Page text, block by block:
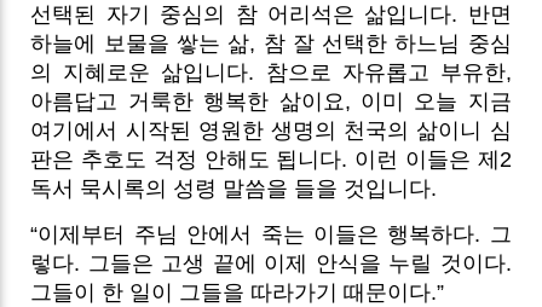
선택된 자기 중심의 참 어리석은 삶입니다. 반면
하늘에 보물을 쌓는 삶, 참 잘 선택한 하느님 중심
의 지혜로운 삶입니다. 참으로 자유롭고 부유한,
아름답고 거룩한 행복한 삶이요, 이미 오늘 지금
여기에서 시작된 영원한 생명의 천국의 삶이니 심
판은 추호도 걱정 안해도 됩니다. 이런 이들은 제2
독서 묵시록의 성령 말씀을 들을 것입니다.
“이제부터 주님 안에서 죽는 이들은 행복하다. 그
렇다. 그들은 고생 끝에 이제 안식을 누릴 것이다.
그들이 한 일이 그들을 따라가기 때문이다.”